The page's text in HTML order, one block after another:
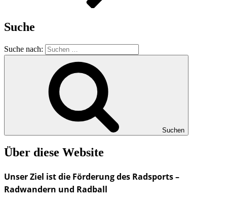
Suche
Suche nach:
Suchen
Über diese Website
Unser Ziel ist die Förderung des Radsports –
Radwandern und Radball